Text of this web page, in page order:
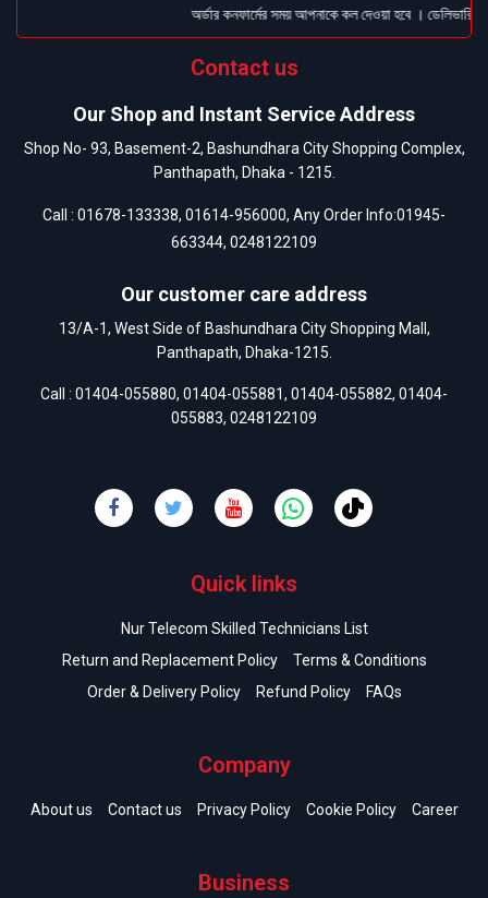
অর্ডার কনফার্মের সময় আপনাকে কল দেওয়া হবে ।
Contact us
Our Shop and Instant Service Address
Shop No- 93, Basement-2, Bashundhara City Shopping Complex,
Panthapath, Dhaka - 1215.
Call : 01678-133338, 01614-956000, Any Order Info:01945-
663344, 0248122109
Our customer care address
13/A-1, West Side of Bashundhara City Shopping Mall,
Panthapath, Dhaka-1215.
Call : 01404-055880, 01404-055881, 01404-055882, 01404-
055883, 0248122109
Quick links
Nur Telecom Skilled Technicians List
Return and Replacement Policy
Terms & Conditions
Order & Delivery Policy
Refund Policy FAQs
Company
About us Contact us Privacy Policy Cookie Policy Career
Business